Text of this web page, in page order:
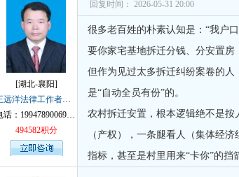
孙术校律师对
孙术校律师对 夫妻共
孙术校律师对民事诉
孙术校律师 对 离婚法
[湖北-襄阳]
王远洋法律工作者律师
VIP
电话：19947890069微信同号
494582积分
回复时间： 2026-05-31 20:00
很多老百姓的朴素认知是：​​“我户
要你家宅基地拆迁分钱、分安置房
但作为见过太多拆迁纠纷案卷的
是“自动全员有份”的。​​
农村拆迁安置，根本逻辑绝不是
（产权）​，一条腿看人（集体经
指标，甚至是村里用来“卡你”的挡